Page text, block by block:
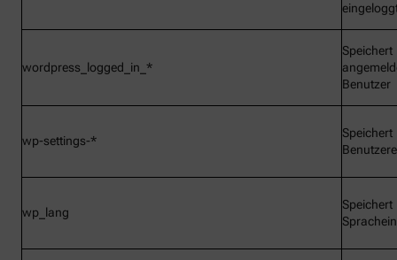
wordpress_logged_in_*
Speichert
Benutzer
wp-settings-*
Speichert
wp_lang
Speichert